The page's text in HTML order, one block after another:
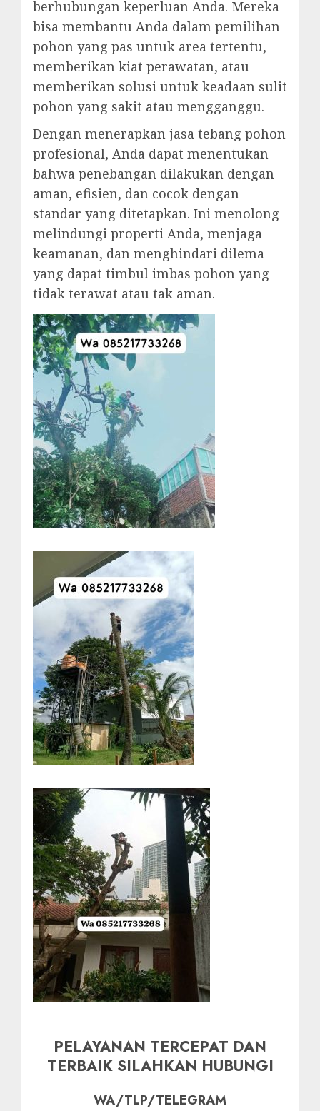
berhubungan keperluan Anda. Mereka
bisa membantu Anda dalam pemilihan
pohon yang pas untuk area tertentu,
memberikan kiat perawatan, atau
memberikan solusi untuk keadaan sulit
pohon yang sakit atau mengganggu.
Dengan menerapkan jasa tebang pohon
profesional, Anda dapat menentukan
bahwa penebangan dilakukan dengan
aman, efisien, dan cocok dengan
standar yang ditetapkan. Ini menolong
melindungi properti Anda, menjaga
keamanan, dan menghindari dilema
yang dapat timbul imbas pohon yang
tidak terawat atau tak aman.
PELAYANAN TERCEPAT DAN
TERBAIK SILAHKAN HUBUNGI
WA/TLP/TELEGRAM